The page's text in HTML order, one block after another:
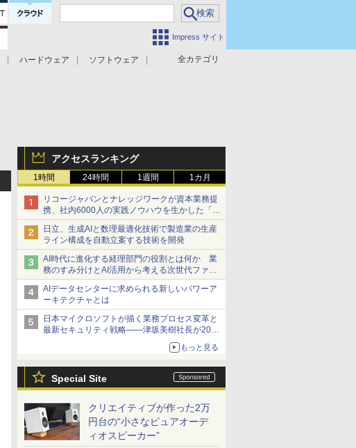
Impress サイト
全カテゴリ
ハードウェア
ソフトウェア
アクセスランキング
1時間 24時間 1週間 1カ月
リコージャパンとナレッジワークが資本業務提
携、社内6000人の実践ノウハウを生かした「AI
商談記録 for RICOH」を展開へ
日立、生成AIと数理最適化技術で製造業の生産
ライン構成を自動立案する技術を開発
AI時代に進化する経理部門の役割とは何か 業
務のすみ分けとAI活用から考える次世代ファイ
ナンス戦略
AIデータセンターに求められる新しいパワーア
ーキテクチャとは
日本マイクロソフトが描く業務プロセス変革と
最新セキュリティ戦略――津坂美樹社長が2027
もっと見る
Special Site
クリエイティブが作った2万
円台の“小さなピュアオーデ
ィオスピーカー”